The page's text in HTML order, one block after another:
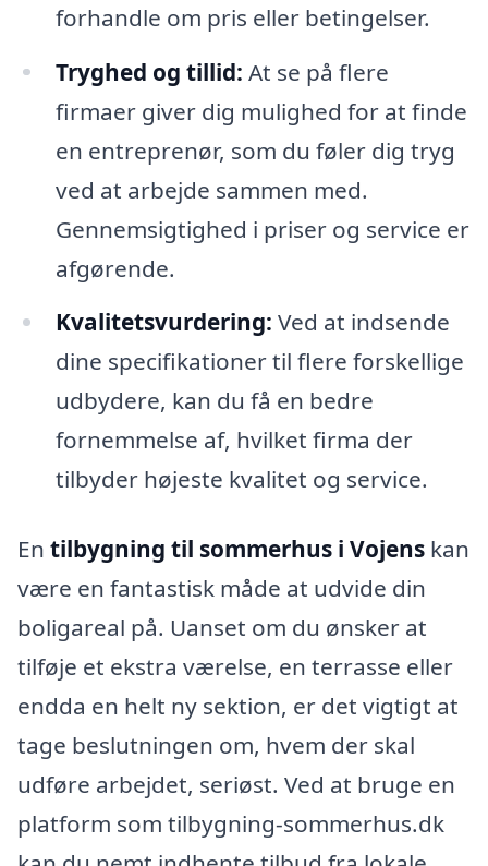
forhandle om pris eller betingelser.
Tryghed og tillid: At se på flere
firmaer giver dig mulighed for at finde
en entreprenør, som du føler dig tryg
ved at arbejde sammen med.
Gennemsigtighed i priser og service er
afgørende.
Kvalitetsvurdering: Ved at indsende
dine specifikationer til flere forskellige
udbydere, kan du få en bedre
fornemmelse af, hvilket firma der
tilbyder højeste kvalitet og service.
En tilbygning til sommerhus i Vojens kan
være en fantastisk måde at udvide din
boligareal på. Uanset om du ønsker at
tilføje et ekstra værelse, en terrasse eller
endda en helt ny sektion, er det vigtigt at
tage beslutningen om, hvem der skal
udføre arbejdet, seriøst. Ved at bruge en
platform som tilbygning-sommerhus.dk